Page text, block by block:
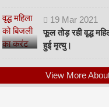
19 Mar 2021
फूल तोड़ रही वृद्ध
हुई मृत्यु।
View More